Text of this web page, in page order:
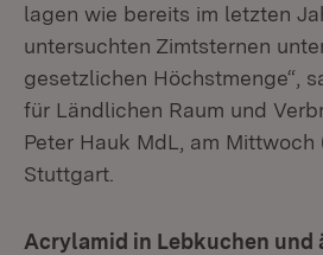
lagen wie bereits im letzten
untersuchten Zimtsternen
gesetzlichen Höchstmenge“,
für Ländlichen Raum und
Peter Hauk MdL, am Mittwoch
Stuttgart.
Acrylamid in Lebkuchen und